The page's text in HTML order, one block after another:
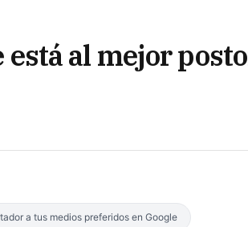
al mejor
a tus medios preferidos en Google